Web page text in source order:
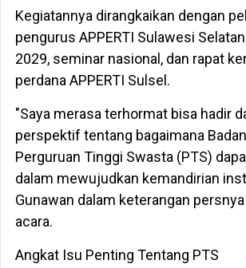
Kegiatannya dirangkaikan dengan
pengurus APPERTI Sulawesi
2029, seminar nasional, dan rapat
perdana APPERTI Sulsel.
"Saya merasa terhormat bisa hadir
perspektif tentang bagaimana
Perguruan Tinggi Swasta (PTS)
dalam mewujudkan kemandirian
Gunawan dalam keterangan
acara.
Angkat Isu Penting Tentang PTS